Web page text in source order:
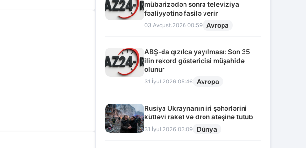
mübarizədən sonra televiziya
fəaliyyətinə fasilə verir
03.Avqust.2026 00:59 Avropa
ABŞ-da qızılca yayılması: Son 35
ilin rekord göstəricisi müşahidə
olunur
31.İyul.2026 05:46 Avropa
Rusiya Ukraynanın iri şəhərlərini
kütləvi raket və dron atəşinə tutub
31.İyul.2026 03:09 Dünya